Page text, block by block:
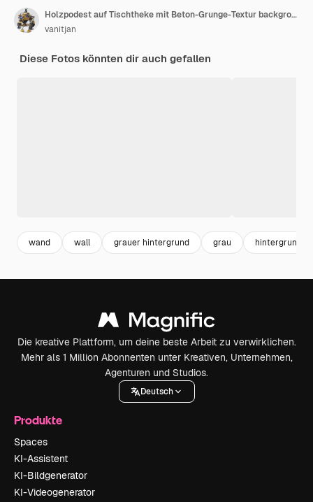
Holzpodest auf Tischtheke mit Beton-Grunge-Textur background.3D-Rendering
vanitjan
Diese Fotos könnten dir auch gefallen
wand wall grauer hintergrund grau hintergrund
Die kreative Plattform, um deine beste Arbeit zu verwirklichen.
Mehr als 1 Million Abonnenten unter Kreativen, Unternehmen,
Agenturen und Studios.
Deutsch
Produkte
Spaces
KI-Assistent
KI-Bildgenerator
KI-Videogenerator